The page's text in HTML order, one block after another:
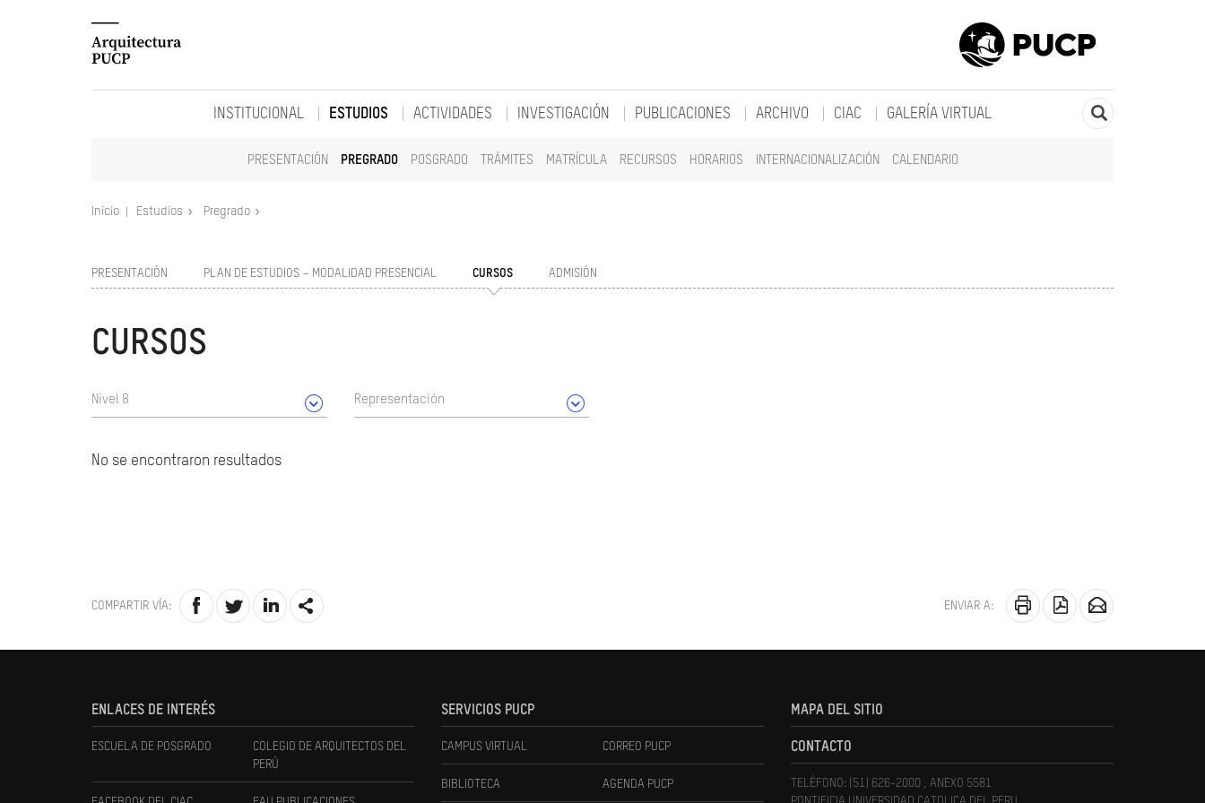
INSTITUCIONAL ESTUDIOS
PRESENTACIÓN PREGRADO POSGRADO TRÁMITES MATRÍCULA RECURSOS HORARIOS INTERNACIONALIZACIÓN CALENDARIO
ACTIVIDADES INVESTIGACIÓN PUBLICACIONES ARCHIVO CIAC GALERÍA VIRTUAL
Inicio Estudios Pregrado
PRESENTACIÓN PLAN DE ESTUDIOS – MODALIDAD PRESENCIAL CURSOS ADMISIÓN
CURSOS
Nivel 8 Representación
No se encontraron resultados
COMPARTIR VÍA: ENVIAR A:
ENLACES DE INTERÉS
ESCUELA DE POSGRADO
COLEGIO DE ARQUITECTOS DEL
PERÚ
SERVICIOS PUCP
CAMPUS VIRTUAL CORREO PUCP
BIBLIOTECA AGENDA PUCP
MAPA DEL SITIO
CONTACTO
TELÉFONO: (51) 626-2000 , ANEXO 5581